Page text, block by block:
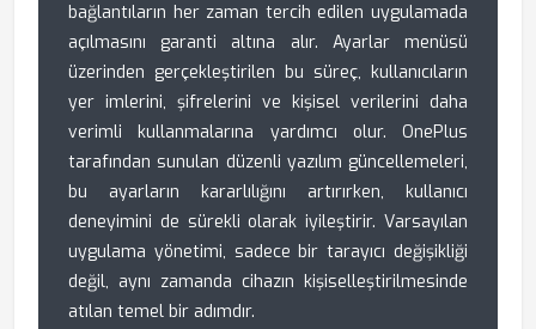
bağlantıların her zaman tercih edilen uygulamada
açılmasını garanti altına alır. Ayarlar menüsü
üzerinden gerçekleştirilen bu süreç, kullanıcıların
yer imlerini, şifrelerini ve kişisel verilerini daha
verimli kullanmalarına yardımcı olur. OnePlus
tarafından sunulan düzenli yazılım güncellemeleri,
bu ayarların kararlılığını artırırken, kullanıcı
deneyimini de sürekli olarak iyileştirir. Varsayılan
uygulama yönetimi, sadece bir tarayıcı değişikliği
değil, aynı zamanda cihazın kişiselleştirilmesinde
atılan temel bir adımdır.